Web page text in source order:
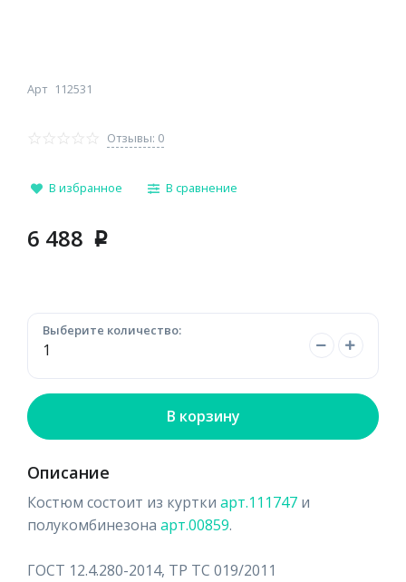
Арт 112531
Отзывы: 0
В избранное В сравнение
6 488 p
Выберите количество:
В корзину
Описание
Костюм состоит из куртки арт.111747 и
полукомбинезона арт.00859.
ГОСТ 12.4.280-2014, ТР ТС 019/2011